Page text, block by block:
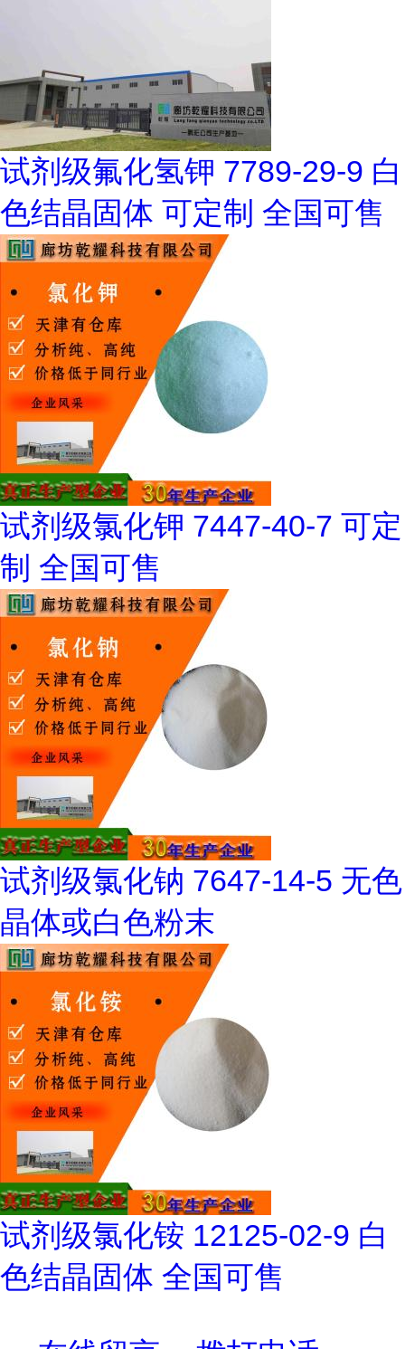
试剂级氟化氢钾 7789-29-9 白
色结晶固体 可定制 全国可售
试剂级氯化钾 7447-40-7 可定
制 全国可售
试剂级氯化钠 7647-14-5 无色
晶体或白色粉末
试剂级氯化铵 12125-02-9 白
色结晶固体 全国可售